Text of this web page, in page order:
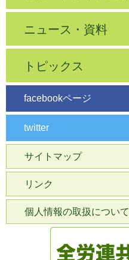
ニュース・資料
トピックス
facebookページ
twitter
サイトマップ
リンク
個人情報の取扱について